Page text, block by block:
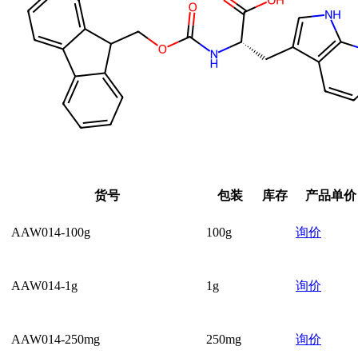
货号 包装 库存 产品单价
AAW014-100g 100g 询价
AAW014-1g 1g 询价
AAW014-250mg 250mg 询价